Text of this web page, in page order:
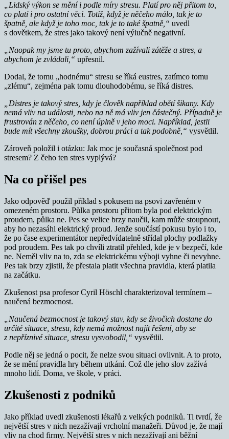
„Lidský výkon se mění i podle míry stresu. Platí pro něj přitom to,
co platí i pro ostatní věci. Totiž, když je něčeho málo, tak je to
špatně, ale když je toho moc, tak je to také špatně,“ uvedl
s dovětkem, že stres jako takový není výlučně negativní.
„Naopak my jsme tu proto, abychom zažívali zátěže a stres, a
abychom je zvládali,“ upřesnil.
Dodal, že tomu „hodnému“ stresu se říká eustres, zatímco tomu
„zlému“, zejména pak tomu dlouhodobému, se říká distres.
„Distres je takový stres, kdy je člověk například obětí šikany. Kdy
nemá vliv na události, nebo na ně má vliv jen částečný. Případně je
frustrován z něčeho, co není úplně v jeho moci. Například, jestli
bude mít všechny zkoušky, dobrou práci a tak podobně,“ vysvětlil.
Zároveň položil i otázku: Jak moc je současná společnost pod
stresem? Z čeho ten stres vyplývá?
Na co přišel pes
Jako odpověď použil příklad s pokusem na psovi zavřeném v
omezeném prostoru. Půlka prostoru přitom byla pod elektrickým
proudem, půlka ne. Pes se velice brzy naučil, kam může stoupnout,
aby ho nezasáhl elektrický proud. Jenže součástí pokusu bylo i to,
že po čase experimentátor nepředvídatelně střídal plochy podlažky
pod proudem. Pes tak po chvíli ztratil přehled, kde je v bezpečí, kde
ne. Neměl vliv na to, zda se elektrickému výboji vyhne či nevyhne.
Pes tak brzy zjistil, že přestala platit všechna pravidla, která platila
na začátku.
Zkušenost psa profesor Cyril Höschl charakterizoval termínem –
naučená bezmocnost.
„Naučená bezmocnost je takový stav, kdy se živočich dostane do
určité situace, stresu, kdy nemá možnost najít řešení, aby se
z nepříznivé situace, stresu vysvobodil,“ vysvětlil.
Podle něj se jedná o pocit, že nelze svou situaci ovlivnit. A to proto,
že se mění pravidla hry během utkání. Což dle jeho slov zažívá
mnoho lidí. Doma, ve škole, v práci.
Zkušenosti z podniků
Jako příklad uvedl zkušenosti lékařů z velkých podniků. Ti tvrdí, že
největší stres v nich nezažívají vrcholní manažeři. Důvod je, že mají
vliv na chod firmy. Největší stres v nich nezažívají ani běžní